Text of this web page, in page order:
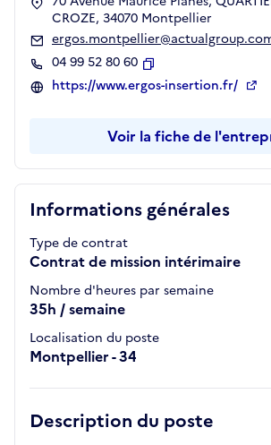
Informations générales
Type de contrat
Contrat de mission intérimaire
Nombre d'heures par semaine
35h / semaine
Localisation du poste
Montpellier - 34
Description du poste
CROZE, 34070 Montpellier
04 99 52 80 60
Copier
https://www.ergos-insertion.fr/
Voir la fiche de